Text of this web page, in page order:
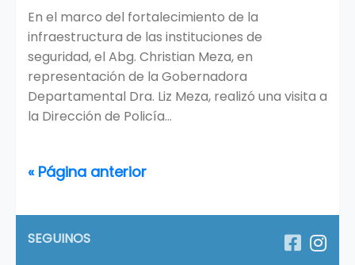
En el marco del fortalecimiento de la
infraestructura de las instituciones de
seguridad, el Abg. Christian Meza, en
representación de la Gobernadora
Departamental Dra. Liz Meza, realizó una visita a
la Dirección de Policía...
« Página anterior
SEGUINOS